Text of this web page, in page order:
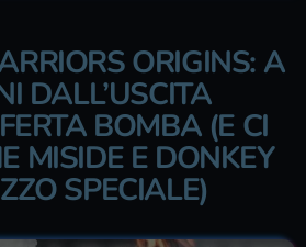
ORIGINS: A
DALL’USCITA
BOMBA (E CI
MISIDE E DONKEY
SPECIALE)